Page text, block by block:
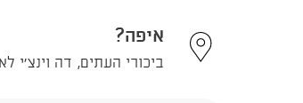
איפה?
ביכורי העתים, דה וינצ'י לאונרדו 2, תל